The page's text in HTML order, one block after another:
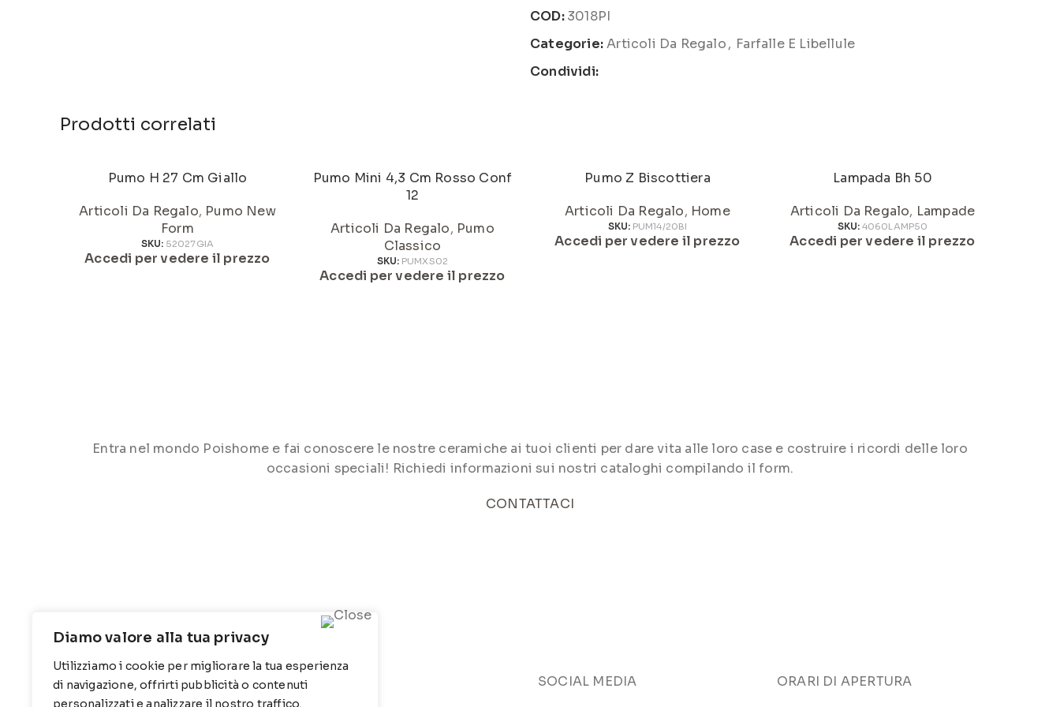
Diamo valore alla tua privacy
Utilizziamo i cookie per migliorare la tua esperienza
di navigazione, offrirti pubblicità o contenuti
personalizzati e analizzare il nostro traffico.
COD:3018PI
Categorie: Articoli Da Regalo, Farfalle E Libellule
Condividi:
Prodotti correlati
Pumo H 27 Cm Giallo
Articoli Da Regalo, Pumo New
Form
SKU: 52027GIA
Accedi per vedere il prezzo
Pumo Mini 4,3 Cm Rosso Conf
12
Articoli Da Regalo, Pumo
Classico
SKU: PUMXS02
Accedi per vedere il prezzo
Pumo Z Biscottiera
Articoli Da Regalo, Home
SKU: PUM14/20BI
Accedi per vedere il prezzo
Lampada Bh 50
Articoli Da Regalo, Lampade
SKU: 4060LAMP50
Accedi per vedere il prezzo
Entra nel mondo Poishome e fai conoscere le nostre ceramiche ai tuoi clienti per dare vita alle loro case e costruire i ricordi delle loro
occasioni speciali! Richiedi informazioni sui nostri cataloghi compilando il form.
CONTATTACI
CONTATTI
INFO
SOCIAL MEDIA
ORARI DI APERTURA